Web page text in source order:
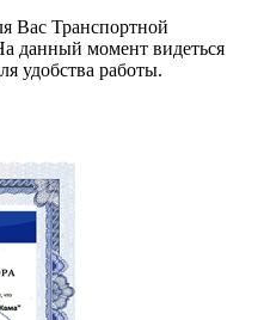
Вас Транспортной
момент видеться
удобства работы.